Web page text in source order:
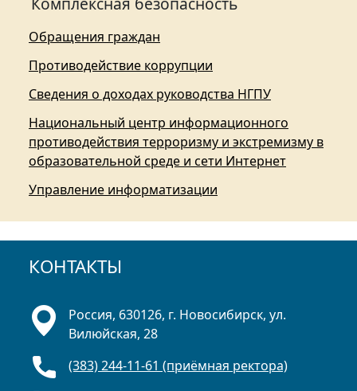
Обращения граждан
Противодействие коррупции
Сведения о доходах руководства НГПУ
Национальный центр информационного
противодействия терроризму и экстремизму в
образовательной среде и сети Интернет
Управление информатизации
КОНТАКТЫ
Россия, 630126, г. Новосибирск, ул.
Вилюйская, 28
(383) 244-11-61 (приёмная ректора)